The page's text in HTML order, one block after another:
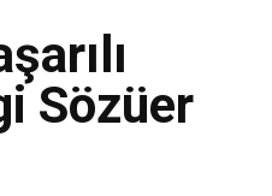
Sözüer